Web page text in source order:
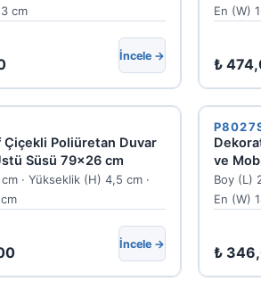
cm
İncele →
En (W)
₺
Çiçekli Poliüretan Duvar
Süsü 79x26 cm
· Yükseklik (H) 4,5 cm ·
İncele →
ve
Boy (L)
En (W)
₺